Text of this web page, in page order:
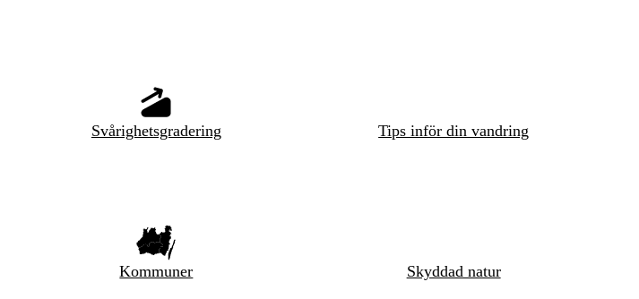
Svårighetsgradering Tips inför din vandring
Kommuner Skyddad natur